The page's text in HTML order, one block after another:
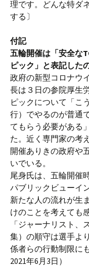
理です。どんな特ダ
する〕
付記
五輪開催は「安全な
ピック」と表記した
政府の新型コロナウ
長は３日の参院厚生
ピックについて「こ
行）でやるのが普通
てもらう必要がある
た。近く専門家の考
開催ありきの政府や
いでいる。
尾身氏は、五輪開催
パブリックビューイ
新たな人の流れが生
けのことを考えても
「ジャーナリスト、
集）の順守は選手よ
係者らの行動制限に
2021年6月3日）